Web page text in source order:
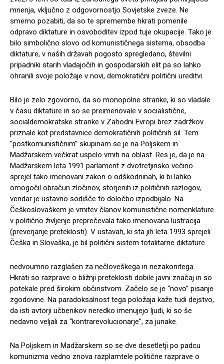
mnenja, vključno z odgovornostjo Sovjetske zveze. Ne
smemo pozabiti, da so te spremembe hkrati pomenile
odpravo diktature in osvoboditev izpod tuje okupacije. Tako je
bilo simbolično slovo od komunističnega sistema, obsodba
diktature, v naših državah pogosto spregledano, številni
pripadniki starih vladajočih in gospodarskih elit pa so lahko
ohranili svoje položaje v novi, demokratični politični ureditvi.
Bilo je zelo zgovorno, da so monopolne stranke, ki so vladale
v času diktature in so se preimenovale v socialistične,
socialdemokratske stranke v Zahodni Evropi brez zadržkov
priznale kot predstavnice demokratičnih političnih sil. Tem
“postkomunističnim” skupinam se je na Poljskem in
Madžarskem večkrat uspelo vrniti na oblast. Res je, da je na
Madžarskem leta 1991 parlament z dvotretjinsko večino
sprejel tako imenovani zakon o odškodninah, ki bi lahko
omogočil obračun zločinov, storjenih iz političnih razlogov,
vendar je ustavno sodišče to določbo izpodbijalo. Na
Češkoslovaškem je vrnitev članov komunistične nomenklature
v politično življenje preprečevala tako imenovana lustracija
(preverjanje preteklosti). V ustavah, ki sta jih leta 1993 sprejeli
Češka in Slovaška, je bil politični sistem totalitarne diktature
nedvoumno razglašen za nečloveškega in nezakonitega.
Hkrati so razprave o bližnji preteklosti dobile javni značaj in so
potekale pred širokim občinstvom. Začelo se je “novo” pisanje
zgodovine. Na paradoksalnost tega položaja kaže tudi dejstvo,
da isti avtorji učbenikov neredko imenujejo ljudi, ki so še
nedavno veljali za “kontrarevolucionarje”, za junake.
Na Poljskem in Madžarskem so se dve desetletji po padcu
komunizma vedno znova razplamtele politične razprave o